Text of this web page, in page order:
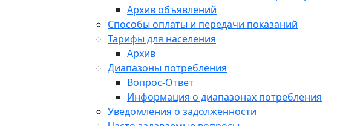
Архив объявлений
Способы оплаты и передачи показаний
Тарифы для населения
Архив
Диапазоны потребления
Вопрос-Ответ
Информация о диапазонах потребления
Уведомления о задолженности